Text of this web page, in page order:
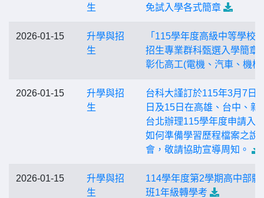
生
免試入學各式簡章
2026-01-15
升學與招
生
「115學年度高級中等學校
招生專業群科甄選入學簡章
彰化高工(電機、汽車、機械)
2026-01-15
升學與招
生
台科大謹訂於115年3月7日
日及15日在高雄、台中、新
台北辦理115學年度申請入
如何準備學習歷程檔案之說
會，敬請協助宣導周知。
2026-01-15
升學與招
生
114學年度第2學期高中部體
班1年級轉學考